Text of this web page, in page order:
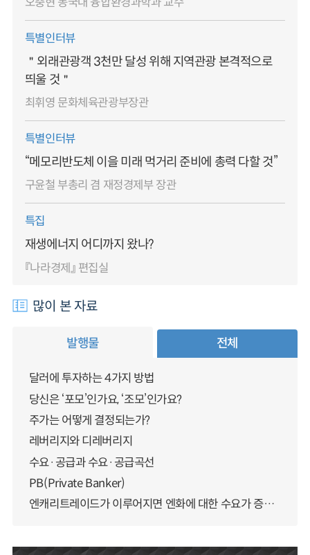
특별인터뷰
＂외래관광객 3천만 달성 위해 지역관광 본격적으로
띄울 것＂
최휘영 문화체육관광부장관
특별인터뷰
“메모리반도체 이을 미래 먹거리 준비에 총력 다할 것”
구윤철 부총리 겸 재정경제부 장관
특집
재생에너지 어디까지 왔나?
『나라경제』 편집실
많이 본 자료
발행물 전체
달러에 투자하는 4가지 방법
당신은 ‘포모’인가요, ‘조모’인가요?
주가는 어떻게 결정되는가?
레버리지와 디레버리지
수요·공급과 수요·공급곡선
PB(Private Banker)
엔캐리트레이드가 이루어지면 엔화에 대한 수요가 증가하지 않나요?